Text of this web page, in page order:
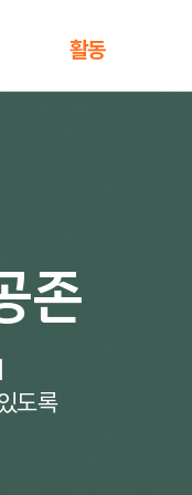
활동
존
도록